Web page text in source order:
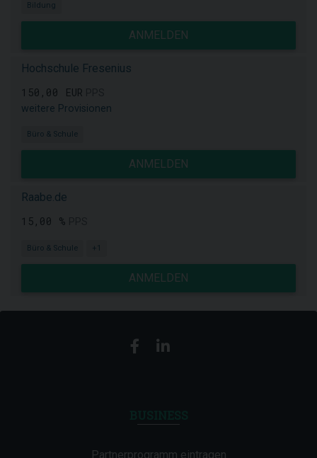
Bildung
ANMELDEN
Hochschule Fresenius
150,00 EUR
weitere Provisionen
Büro & Schule
ANMELDEN
Raabe.de
15,00 %
Büro & Schule +1
ANMELDEN
Partnerprogramm eintragen